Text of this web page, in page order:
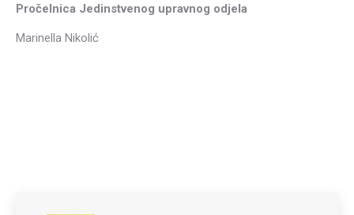
Pročelnica Jedinstvenog upravnog odjela
Marinella Nikolić